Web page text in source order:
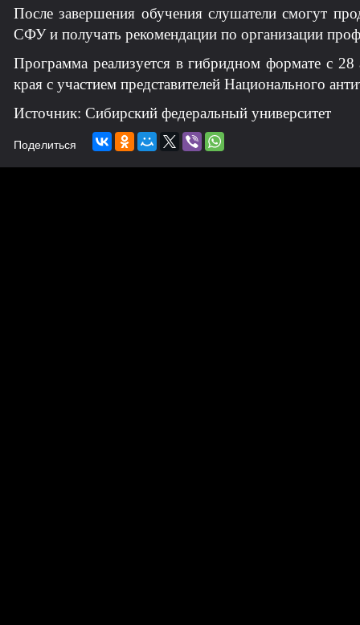
После завершения обучения слушатели смогут
СФУ и получать рекомендации по организации
Программа реализуется в гибридном формате с
края с участием представителей Национального
Источник: Сибирский федеральный университет
Поделиться